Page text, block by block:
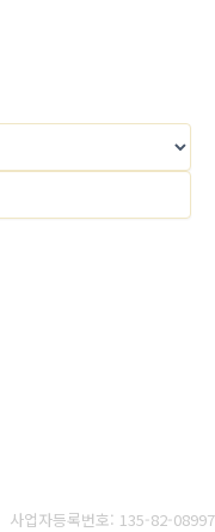
사업자등록번호: 135-82-08997